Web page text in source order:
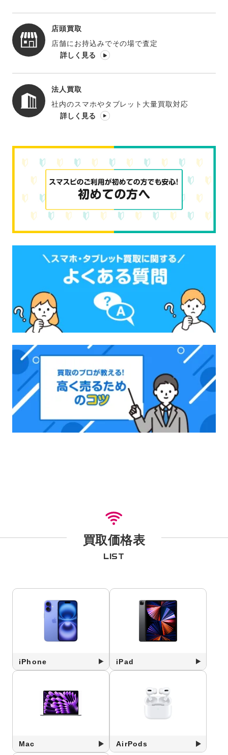
店頭買取
店舗にお持込みでその場で査定
詳しく見る
法人買取
社内のスマホやタブレット大量買取対応
詳しく見る
買取価格表
LIST
iPhone iPad
Mac AirPods